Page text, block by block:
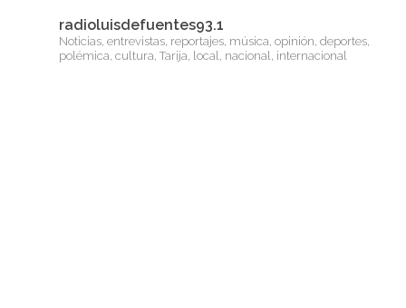
radioluisdefuentes93.1
Noticias, entrevistas, reportajes, música, opinión, deportes,
polémica, cultura, Tarija, local, nacional, internacional